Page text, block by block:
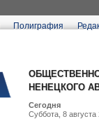
Полиграфия
НЕНЕЦКОГО
Сегодня
Суббота, 8 августа